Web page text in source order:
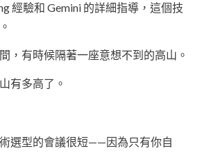
經驗和 Gemini 的詳細指導，這個技
，有時候隔著一座意想不到的高山。
有多高了。
術選型的會議很短——因為只有你自